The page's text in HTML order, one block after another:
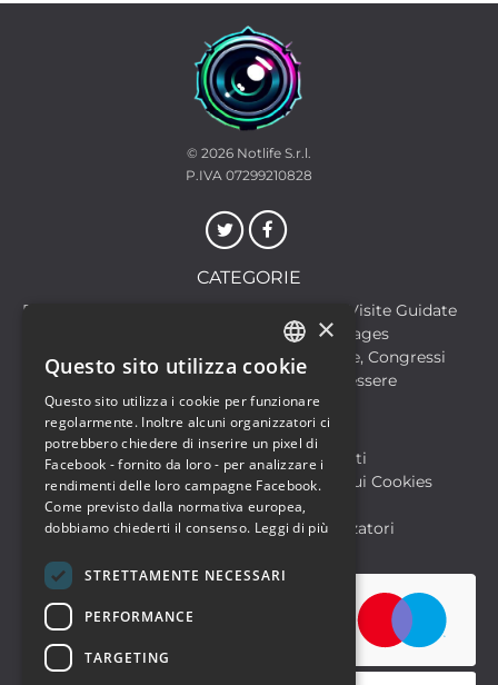
© 2026 Notlife S.r.l.
P.IVA 07299210828
CATEGORIE
Discoteche
Escursioni & Visite Guidate
Food & Beverages
Formazione
Meeting, Fiere, Congressi
Musica, Eventi Live, Club
Salute & Benessere
Sport & Motori
Biglietteria SIAE
Archivio Eventi
Informativa sulla Privacy
Informativa sui Cookies
Condizioni di utilizzo
Help
FAQ Utenti
FAQ Organizzatori
ITALIAN
ENGLISH
×
Questo sito utilizza cookie
Questo sito utilizza i cookie per funzionare
regolarmente. Inoltre alcuni organizzatori ci
potrebbero chiedere di inserire un pixel di
Facebook - fornito da loro - per analizzare i
rendimenti delle loro campagne Facebook.
Come previsto dalla normativa europea,
dobbiamo chiederti il consenso. Leggi di più
STRETTAMENTE NECESSARI
PERFORMANCE
TARGETING